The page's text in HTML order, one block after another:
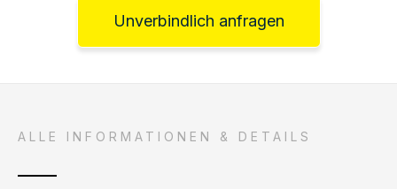
Unverbindlich anfragen
ALLE INFORMATIONEN & DETAILS